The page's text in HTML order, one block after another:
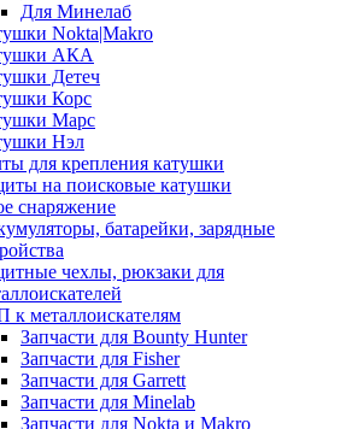
Для Минелаб
Nokta|Makro
АКА
Детеч
Корс
Марс
Нэл
для крепления катушки
на поисковые катушки
снаряжение
батарейки, зарядные
чехлы, рюкзаки для
к металлоискателям
Запчасти для Bounty Hunter
Запчасти для Fisher
Запчасти для Garrett
Запчасти для Minelab
Запчасти для Nokta и Makro